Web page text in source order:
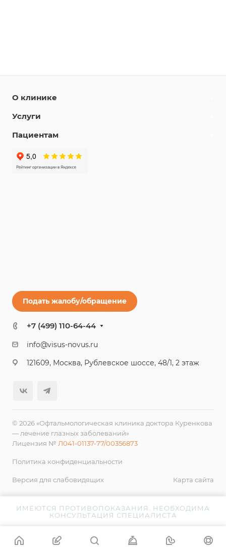
О клинике
Услуги
Пациентам
Подать жалобу/обращение
+7 (499) 110-64-44
info@visus-novus.ru
121609, Москва, Рублевское шоссе, 48/1, 2 этаж
© 2026 «Офтальмологическая клиника доктора Куренкова
— лечение глазных заболеваний»
Лицензия № Л041-01137-77/00356873
Политика конфиденциальности
Версия для слабовидящих Карта сайта
ИМЕЮТСЯ ПРОТИВОПОКАЗАНИЯ. НЕОБХОДИМА
КОНСУЛЬТАЦИЯ СПЕЦИАЛИСТА